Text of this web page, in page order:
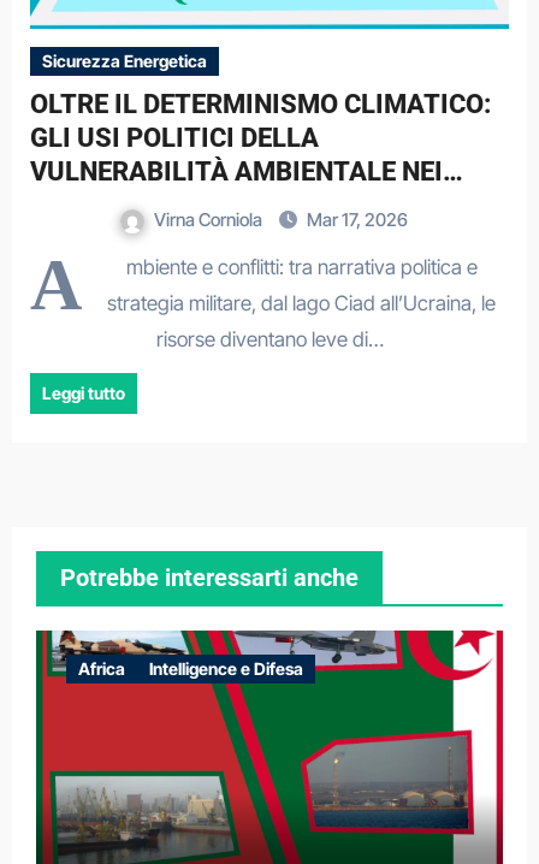
Sicurezza Energetica
OLTRE IL DETERMINISMO CLIMATICO:
GLI USI POLITICI DELLA
VULNERABILITÀ AMBIENTALE NEI
CONTESTI DI CONFLITTO
Virna Corniola Mar 17, 2026
A
mbiente e conflitti: tra narrativa politica e
strategia militare, dal lago Ciad all’Ucraina, le
risorse diventano leve di…
Leggi tutto
Potrebbe interessarti anche
Africa Intelligence e Difesa